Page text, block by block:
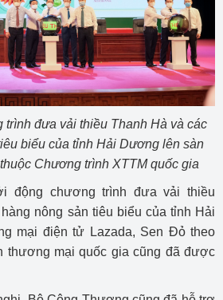
đưa vải thiều Thanh Hà và các
biểu của tỉnh Hải Dương lên sàn
Chương trình XTTM quốc gia
động chương trình đưa vải thiều
nông sản tiêu biểu của tỉnh Hải
mại điện tử Lazada, Sen Đỏ theo
thương mại quốc gia cũng đã được